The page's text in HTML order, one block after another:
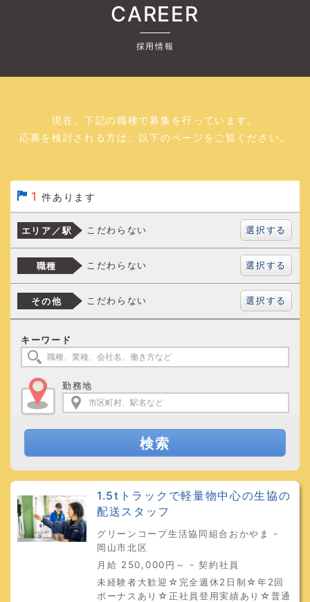
CAREER
採用情報
現在、下記の職種で募集を行っています。
応募を検討される方は、以下のページをご覧ください。
1 件あります
エリア／駅 こだわらない 選択する
職種 こだわらない 選択する
その他 こだわらない 選択する
キーワード
勤務地
検索
1.5tトラックで軽量物中心の生協の
配送スタッフ
グリーンコープ生活協同組合おかやま -
岡山市北区
月給 250,000円～ - 契約社員
未経験者大歓迎☆完全週休2日制☆年2回
ボーナスあり☆正社員登用実績あり☆普通